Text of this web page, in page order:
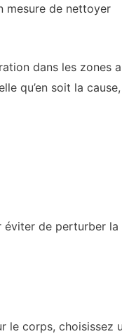
mesure de nettoyer
dans les zones
qu’en soit la
éviter de perturber la
le corps, choisissez